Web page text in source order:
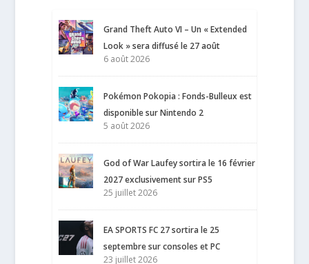
Grand Theft Auto VI – Un « Extended
Look » sera diffusé le 27 août
6 août 2026
Pokémon Pokopia : Fonds-Bulleux est
disponible sur Nintendo 2
5 août 2026
God of War Laufey sortira le 16 février
2027 exclusivement sur PS5
25 juillet 2026
EA SPORTS FC 27 sortira le 25
septembre sur consoles et PC
23 juillet 2026